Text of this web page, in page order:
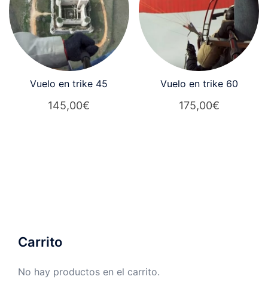
Vuelo en trike 45
145,00€
Vuelo en trike 60
175,00€
Carrito
No hay productos en el carrito.